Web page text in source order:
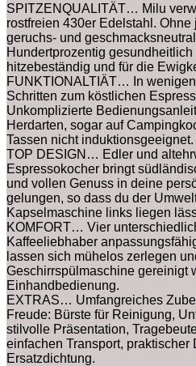
SPITZENQUALITÄT… Milu
rostfreien 430er Edelstahl.
geruchs- und
Hundertprozentig
hitzebeständig und für die
FUNKTIONALTIÄT… In
Schritten zum köstlichen
Unkomplizierte
Herdarten, sogar auf
Tassen nicht induktionsgeeignet.
TOP DESIGN… Edler und
Espressokocher bringt
und vollen Genuss in deine
gelungen, so dass du der
Kapselmaschine links liegen
KOMFORT… Vier
Kaffeeliebhaber
lassen sich mühelos zerlegen
Geschirrspülmaschine gereinigt
Einhandbedienung.
EXTRAS… Umfangreiches
Freude: Bürste für Reinigung,
stilvolle Präsentation,
einfachen Transport, praktischer
Ersatzdichtung.